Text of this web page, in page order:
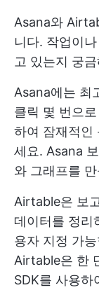
Asana와
니다. 작업이
고 있는지 궁
Asana에는 최
클릭 몇 번으
하여 잠재적인
세요. Asana
와 그래프를
Airtable은 보
데이터를 정리
용자 지정 가
Airtable은 한
SDK를 사용하